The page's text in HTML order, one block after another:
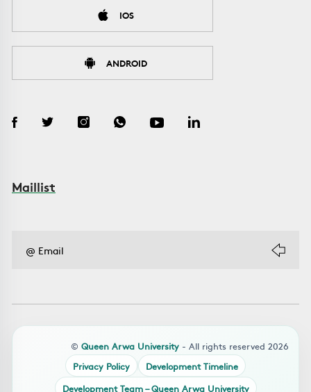
IOS
ANDROID
Maillist
© Queen Arwa University - All rights reserved 2026
Privacy Policy
Development Timeline
Development Team – Queen Arwa University